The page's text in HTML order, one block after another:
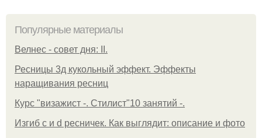
Популярные материалы
Велнес - совет дня: II.
Ресницы 3д кукольный эффект. Эффекты
наращивания ресниц
Курс "визажист -. Стилист"10 занятий -.
Изгиб c и d ресничек. Как выглядит: описание и фото